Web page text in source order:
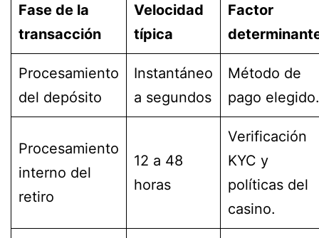
Fase de la
transacción
Velocidad
típica
Factor
Procesamiento
del depósito
Instantáneo
a segundos
Método de
pago elegido.
Procesamiento
interno del
retiro
12 a 48
horas
Verificación
KYC y
políticas del
casino.